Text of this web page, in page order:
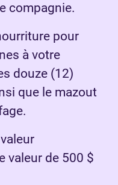
compagnie.
pour
à votre
douze (12)
que le mazout
valeur de 500 $